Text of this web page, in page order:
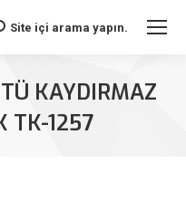
Site içi arama yapın.
KAYDIRMAZ
TK-1257